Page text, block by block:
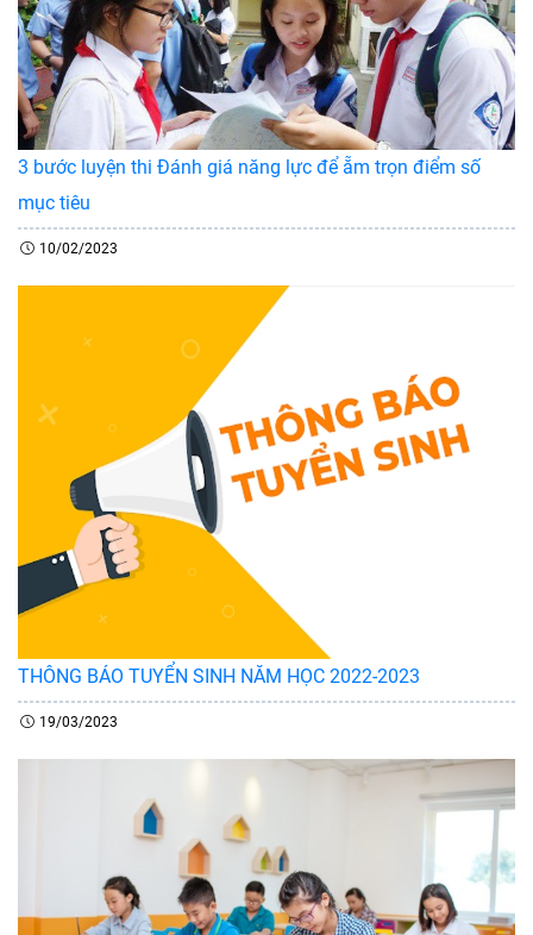
3 bước luyện thi Đánh giá năng lực để ẵm trọn điểm số
mục tiêu
10/02/2023
THÔNG BÁO TUYỂN SINH NĂM HỌC 2022-2023
19/03/2023